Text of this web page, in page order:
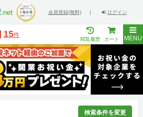
会員登録(無料) | ログイン
15件
閲覧履歴 カート MENU
検索条件を変更